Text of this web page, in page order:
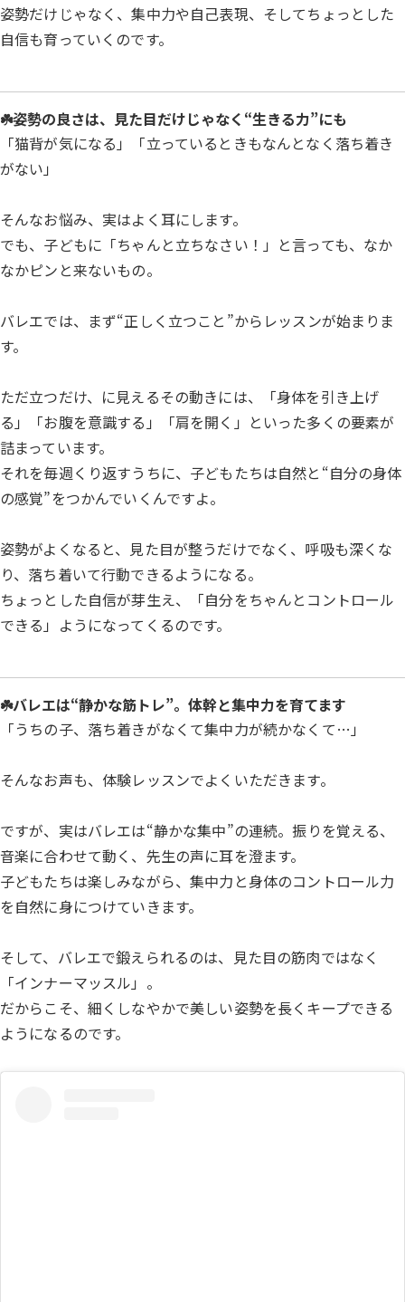
姿勢だけじゃなく、集中力や自己表現、そしてちょっとした
自信も育っていくのです。
☘️姿勢の良さは、見た目だけじゃなく“生きる力”にも
「猫背が気になる」「立っているときもなんとなく落ち着き
がない」
そんなお悩み、実はよく耳にします。
でも、子どもに「ちゃんと立ちなさい！」と言っても、なか
なかピンと来ないもの。
バレエでは、まず“正しく立つこと”からレッスンが始まりま
す。
ただ立つだけ、に見えるその動きには、「身体を引き上げ
る」「お腹を意識する」「肩を開く」といった多くの要素が
詰まっています。
それを毎週くり返すうちに、子どもたちは自然と“自分の身体
の感覚”をつかんでいくんですよ。
姿勢がよくなると、見た目が整うだけでなく、呼吸も深くな
り、落ち着いて行動できるようになる。
ちょっとした自信が芽生え、「自分をちゃんとコントロール
できる」ようになってくるのです。
☘️バレエは“静かな筋トレ”。体幹と集中力を育てます
「うちの子、落ち着きがなくて集中力が続かなくて…」
そんなお声も、体験レッスンでよくいただきます。
ですが、実はバレエは“静かな集中”の連続。振りを覚える、
音楽に合わせて動く、先生の声に耳を澄ます。
子どもたちは楽しみながら、集中力と身体のコントロール力
を自然に身につけていきます。
そして、バレエで鍛えられるのは、見た目の筋肉ではなく
「インナーマッスル」。
だからこそ、細くしなやかで美しい姿勢を長くキープできる
ようになるのです。